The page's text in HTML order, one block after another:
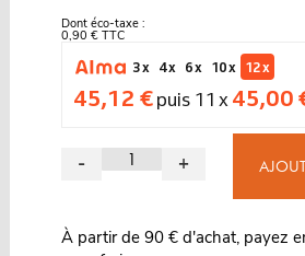
Dont éco-taxe :
0,90 € TTC
3 x
4 x 6 x 10 x 12 x
45,12 €puis 11 x45,00
- +
À partir de 90 € d'achat, payez